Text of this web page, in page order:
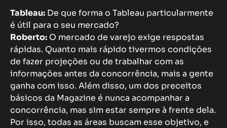
Tableau: De que forma o Tableau particularmente
é útil para o seu mercado?
Roberto: O mercado de varejo exige respostas
rápidas. Quanto mais rápido tivermos condições
de fazer projeções ou de trabalhar com as
informações antes da concorrência, mais a gente
ganha com isso. Além disso, um dos preceitos
básicos da Magazine é nunca acompanhar a
concorrência, mas sim estar sempre à frente dela.
Por isso, todas as áreas buscam esse objetivo, e